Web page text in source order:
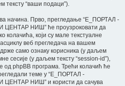
тексту “ваши подаци”).
начина. Прво, прегледање “E_ПОРТАЛ -
НИШ” ће проузроковати да
колачића, који су мале текстуалне
веб прегледача на вашем
само ознаку корисника (у даљем
сесије (у даљем тексту “session-id”),
од phpBB програма. Трећи колачић ће
теме у “E_ПОРТАЛ -
НИШ” и користи да сачува